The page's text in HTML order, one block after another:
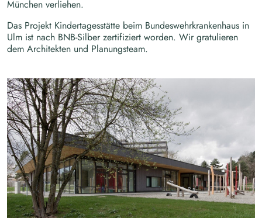
München verliehen.
Das Projekt Kindertagesstätte beim Bundeswehrkrankenhaus in
Ulm ist nach BNB-Silber zertifiziert worden. Wir gratulieren
dem Architekten und Planungsteam.